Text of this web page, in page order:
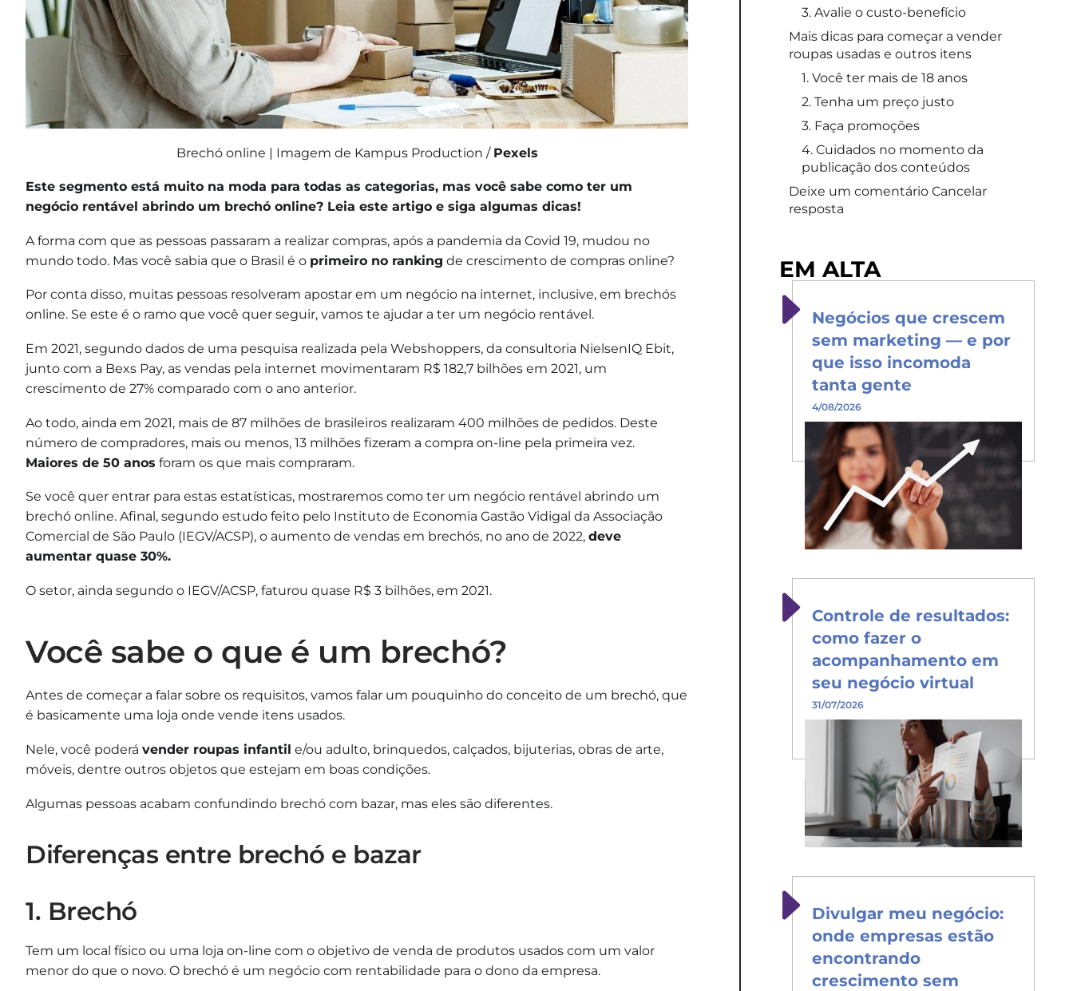
Brechó online | Imagem de Kampus Production / Pexels
Este segmento está muito na moda para todas as categorias, mas você sabe como ter um
negócio rentável abrindo um brechó online? Leia este artigo e siga algumas dicas!
A forma com que as pessoas passaram a realizar compras, após a pandemia da Covid 19, mudou no
mundo todo. Mas você sabia que o Brasil é o primeiro no ranking de crescimento de compras online?
Por conta disso, muitas pessoas resolveram apostar em um negócio na internet, inclusive, em brechós
online. Se este é o ramo que você quer seguir, vamos te ajudar a ter um negócio rentável.
Em 2021, segundo dados de uma pesquisa realizada pela Webshoppers, da consultoria NielsenIQ Ebit,
junto com a Bexs Pay, as vendas pela internet movimentaram R$ 182,7 bilhões em 2021, um
crescimento de 27% comparado com o ano anterior.
Ao todo, ainda em 2021, mais de 87 milhões de brasileiros realizaram 400 milhões de pedidos. Deste
número de compradores, mais ou menos, 13 milhões fizeram a compra on-line pela primeira vez.
Maiores de 50 anos foram os que mais compraram.
Se você quer entrar para estas estatísticas, mostraremos como ter um negócio rentável abrindo um
brechó online. Afinal, segundo estudo feito pelo Instituto de Economia Gastão Vidigal da Associação
Comercial de São Paulo (IEGV/ACSP), o aumento de vendas em brechós, no ano de 2022, deve
aumentar quase 30%.
O setor, ainda segundo o IEGV/ACSP, faturou quase R$ 3 bilhões, em 2021.
Você sabe o que é um brechó?
Antes de começar a falar sobre os requisitos, vamos falar um pouquinho do conceito de um brechó, que
é basicamente uma loja onde vende itens usados.
Nele, você poderá vender roupas infantil e/ou adulto, brinquedos, calçados, bijuterias, obras de arte,
móveis, dentre outros objetos que estejam em boas condições.
Algumas pessoas acabam confundindo brechó com bazar, mas eles são diferentes.
Diferenças entre brechó e bazar
1. Brechó
Tem um local físico ou uma loja on-line com o objetivo de venda de produtos usados com um valor
menor do que o novo. O brechó é um negócio com rentabilidade para o dono da empresa.
3. Avalie o custo-benefício
Mais dicas para começar a vender
roupas usadas e outros itens
1. Você ter mais de 18 anos
2. Tenha um preço justo
3. Faça promoções
4. Cuidados no momento da
publicação dos conteúdos
Deixe um comentário Cancelar
resposta
EM ALTA
Negócios que crescem
sem marketing — e por
que isso incomoda
tanta gente
4/08/2026
Controle de resultados:
como fazer o
acompanhamento em
seu negócio virtual
31/07/2026
Divulgar meu negócio:
onde empresas estão
encontrando
crescimento sem